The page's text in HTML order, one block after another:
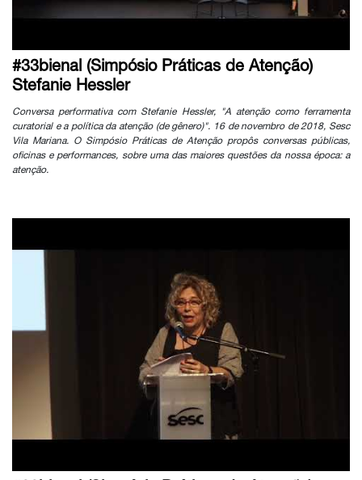
#33bienal (Simpósio Práticas de Atenção)
Stefanie Hessler
Conversa performativa com Stefanie Hessler, "A atenção como ferramenta
curatorial e a política da atenção (de gênero)". 16 de novembro de 2018, Sesc
Vila Mariana. O Simpósio Práticas de Atenção propôs conversas públicas,
oficinas e performances, sobre uma das maiores questões da nossa época: a
atenção.